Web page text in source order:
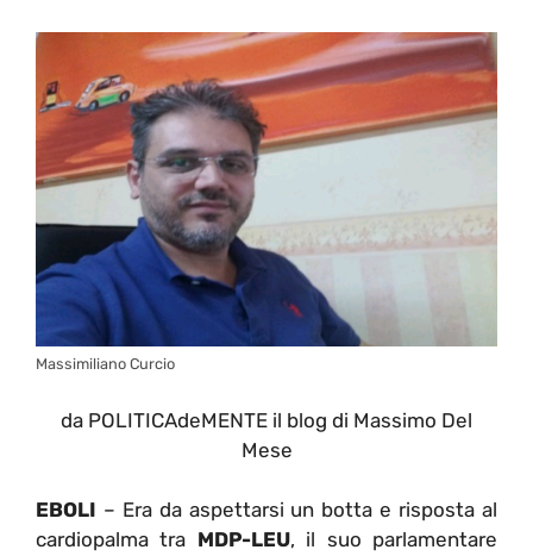
Massimiliano Curcio
da POLITICAdeMENTE il blog di Massimo Del
Mese
EBOLI – Era da aspettarsi un botta e risposta al
cardiopalma tra MDP-LEU, il suo parlamentare